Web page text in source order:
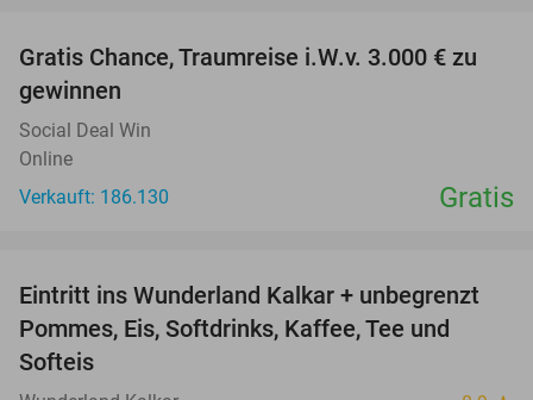
Gratis Chance, Traumreise i.W.v. 3.000 € zu
gewinnen
Social Deal Win
Online
Verkauft: 186.130
Gratis
32%
Eintritt ins Wunderland Kalkar + unbegrenzt
Pommes, Eis, Softdrinks, Kaffee, Tee und
Softeis